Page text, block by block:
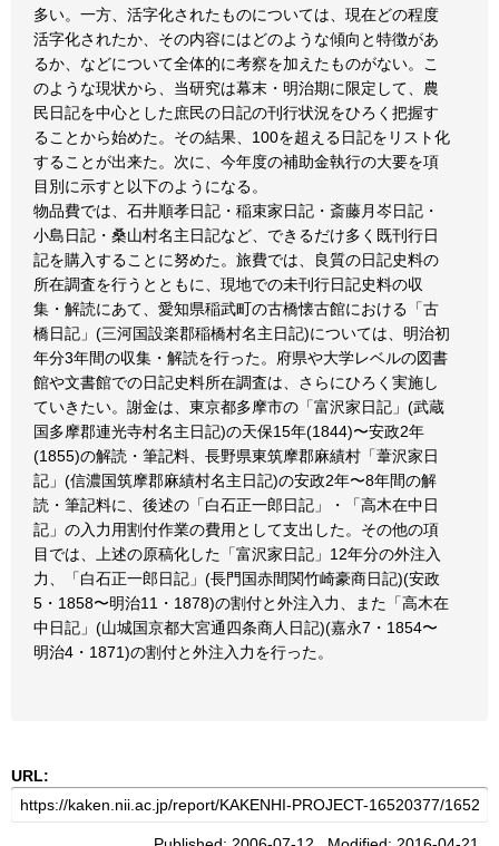
多い。一方、活字化されたものについては、現在どの程度
活字化されたか、その内容にはどのような傾向と特徴があ
るか、などについて全体的に考察を加えたものがない。こ
のような現状から、当研究は幕末・明治期に限定して、農
民日記を中心とした庶民の日記の刊行状況をひろく把握す
ることから始めた。その結果、100を超える日記をリスト化
することが出来た。次に、今年度の補助金執行の大要を項
目別に示すと以下のようになる。
物品費では、石井順孝日記・稲束家日記・斎藤月岑日記・
小島日記・桑山村名主日記など、できるだけ多く既刊行日
記を購入することに努めた。旅費では、良質の日記史料の
所在調査を行うとともに、現地での未刊行日記史料の収
集・解読にあて、愛知県稲武町の古橋懐古館における「古
橋日記」(三河国設楽郡稲橋村名主日記)については、明治初
年分3年間の収集・解読を行った。府県や大学レベルの図書
館や文書館での日記史料所在調査は、さらにひろく実施し
ていきたい。謝金は、東京都多摩市の「富沢家日記」(武蔵
国多摩郡連光寺村名主日記)の天保15年(1844)〜安政2年
(1855)の解読・筆記料、長野県東筑摩郡麻績村「葦沢家日
記」(信濃国筑摩郡麻績村名主日記)の安政2年〜8年間の解
読・筆記料に、後述の「白石正一郎日記」・「高木在中日
記」の入力用割付作業の費用として支出した。その他の項
目では、上述の原稿化した「富沢家日記」12年分の外注入
力、「白石正一郎日記」(長門国赤間関竹崎豪商日記)(安政
5・1858〜明治11・1878)の割付と外注入力、また「高木在
中日記」(山城国京都大宮通四条商人日記)(嘉永7・1854〜
明治4・1871)の割付と外注入力を行った。
URL: